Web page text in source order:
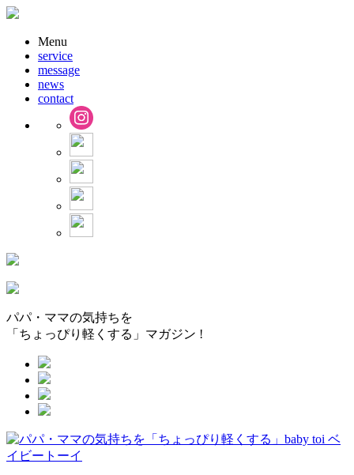
Menu
service
message
news
contact
パパ・ママの気持ちを
「ちょっぴり軽くする」マガジン !